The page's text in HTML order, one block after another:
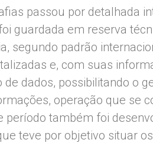
passou por detalhada
guardada em reserva
segundo padrão
e, com suas
dados, possibilitando o
operação que se
período também foi
teve por objetivo situar